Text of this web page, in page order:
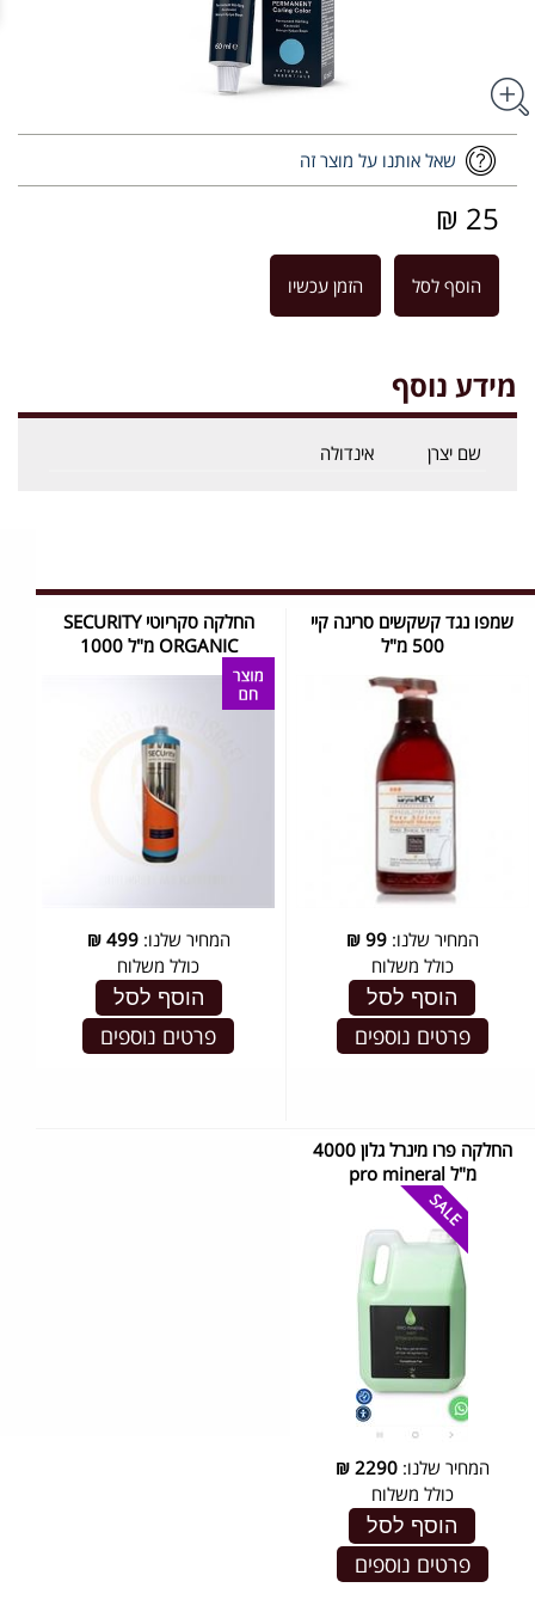
שאל אותנו על מוצר זה
25 ₪
הוסף לסל הזמן עכשיו
מידע נוסף
שם יצרן אינדולה
שמפו נגד קשקשים סרינה קיי
500 מ"ל
המחיר שלנו:99
₪
כולל משלוח
הוסף לסל
פרטים נוספים
החלקה סקריוטי SECURITY
ORGANIC מ"ל 1000
המחיר שלנו:499
₪
כולל משלוח
הוסף לסל
פרטים נוספים
החלקה פרו מינרל גלון 4000
מ"ל pro mineral
המחיר שלנו:2290
₪
כולל משלוח
הוסף לסל
פרטים נוספים